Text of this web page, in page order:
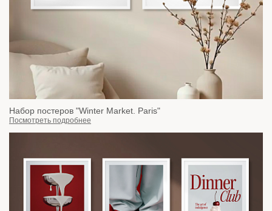
Набор постеров "Winter Market. Paris"
Посмотреть подробнее